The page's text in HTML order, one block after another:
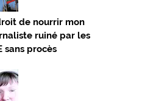
de nourrir mon
ruiné par les
sans procès